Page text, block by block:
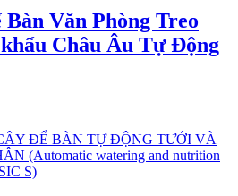
Văn Phòng Treo
Châu Âu Tự Động